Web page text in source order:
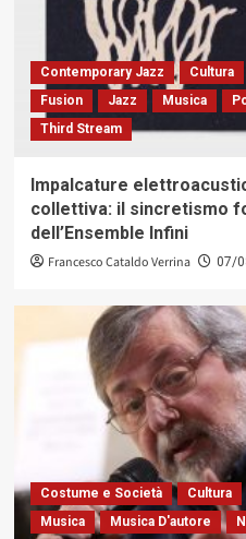
Contemporary Jazz Cultura
Fusion
Jazz Musica
Third Stream
Impalcature
collettiva: il sincretismo
dell’Ensemble Infini
Francesco Cataldo Verrina 07/
Costume e Società Cultura
Musica
Musica D'autore